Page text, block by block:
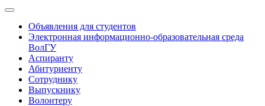
Объявления для студентов
Электронная информационно-образовательная среда
ВолГУ
Аспиранту
Абитуриенту
Сотруднику
Выпускнику
Волонтеру